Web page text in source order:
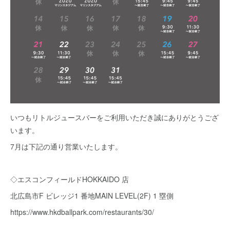
いつもリトルジュースバーをご利用いただき誠にありがとうござ
います。
7月は下記の通り営業いたします。
◇エスコンフィールドHOKKAIDO 店
北広島市F ビレッジ1 番地MAIN LEVEL(2F) 1 塁側
https://www.hkdballpark.com/restaurants/30/